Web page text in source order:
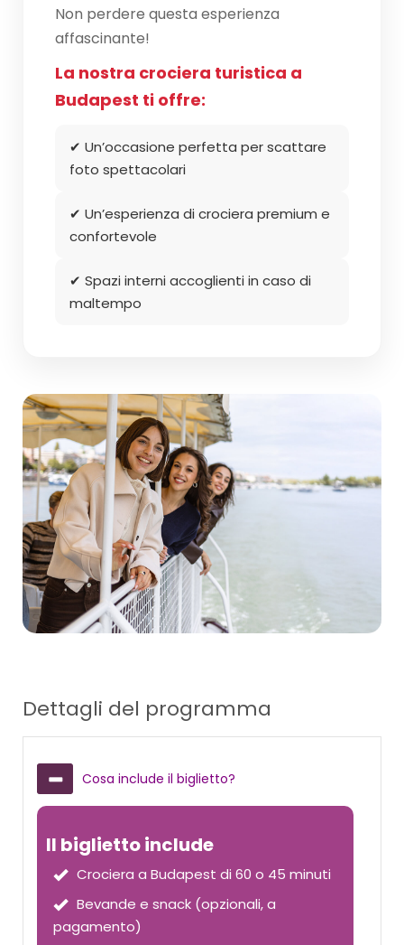
Non perdere questa esperienza
affascinante!
La nostra crociera turistica a
Budapest ti offre:
✔ Un’occasione perfetta per scattare
foto spettacolari
✔ Un’esperienza di crociera premium e
confortevole
✔ Spazi interni accoglienti in caso di
maltempo
Dettagli del programma
Cosa include il biglietto?
Il biglietto include
Crociera a Budapest di 60 o 45 minuti
Bevande e snack (opzionali, a
pagamento)